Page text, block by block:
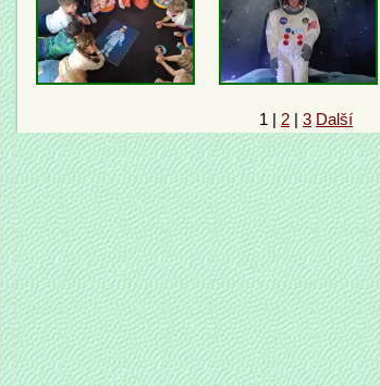
1 | 2 | 3 Další